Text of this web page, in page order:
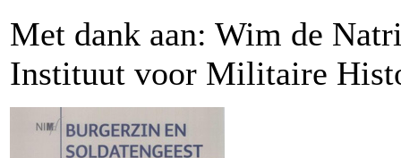
Met dank aan: Wim de
Instituut voor Militaire